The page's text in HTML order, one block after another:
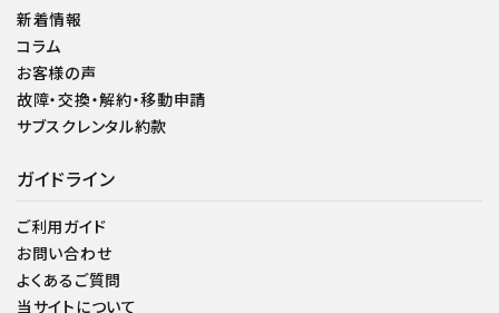
新着情報
コラム
お客様の声
故障・交換・解約・移動申請
サブスクレンタル約款
ガイドライン
ご利用ガイド
お問い合わせ
よくあるご質問
当サイトについて